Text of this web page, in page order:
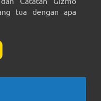
tua dengan apa